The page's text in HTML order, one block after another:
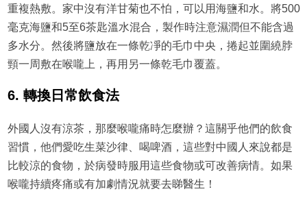
重複熱敷。家中沒有洋甘菊也不怕，可以用海鹽和水。將500
毫克海鹽和5至6茶匙溫水混合，製作時注意濕潤但不能含過
多水分。然後將鹽放在一條乾凈的毛巾中央，捲起並圍繞脖
頸一周敷在喉嚨上，再用另一條乾毛巾覆蓋。
6. 轉換日常飲食法
外國人沒有涼茶，那麼喉嚨痛時怎麼辦？這關乎他們的飲食
習慣，他們愛吃生菜沙律、喝啤酒，這些對中國人來說都是
比較涼的食物，於病發時服用這些食物或可改善病情。如果
喉嚨持續疼痛或有加劇情況就要去睇醫生！